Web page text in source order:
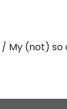
My (not) so